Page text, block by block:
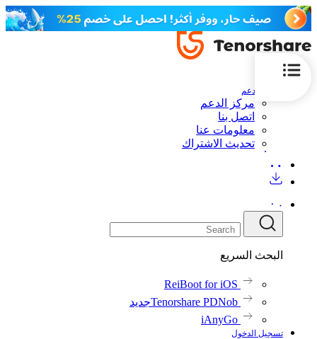
الدعم
مركز الدعم
اتصل بنا
معلومات عنا
تحديث الاشتراك
البحث السريع
ReiBoot for iOS
Tenorshare PDNobجديد
iAnyGo
تسجيل الدخول